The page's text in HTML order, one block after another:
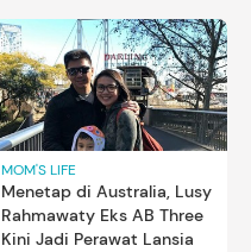
MOM'S LIFE
Menetap di Australia, Lusy
Rahmawaty Eks AB Three
Kini Jadi Perawat Lansia